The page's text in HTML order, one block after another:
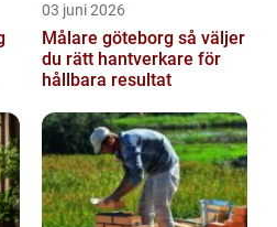
03 juni 2026
Målare göteborg så väljer
du rätt hantverkare för
hållbara resultat